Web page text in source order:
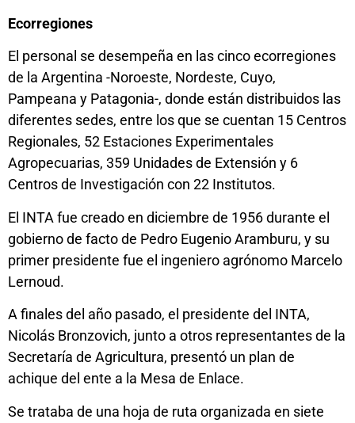
Ecorregiones
El personal se desempeña en las cinco ecorregiones
de la Argentina -Noroeste, Nordeste, Cuyo,
Pampeana y Patagonia-, donde están distribuidos las
diferentes sedes, entre los que se cuentan 15 Centros
Regionales, 52 Estaciones Experimentales
Agropecuarias, 359 Unidades de Extensión y 6
Centros de Investigación con 22 Institutos.
El INTA fue creado en diciembre de 1956 durante el
gobierno de facto de Pedro Eugenio Aramburu, y su
primer presidente fue el ingeniero agrónomo Marcelo
Lernoud.
A finales del año pasado, el presidente del INTA,
Nicolás Bronzovich, junto a otros representantes de la
Secretaría de Agricultura, presentó un plan de
achique del ente a la Mesa de Enlace.
Se trataba de una hoja de ruta organizada en siete